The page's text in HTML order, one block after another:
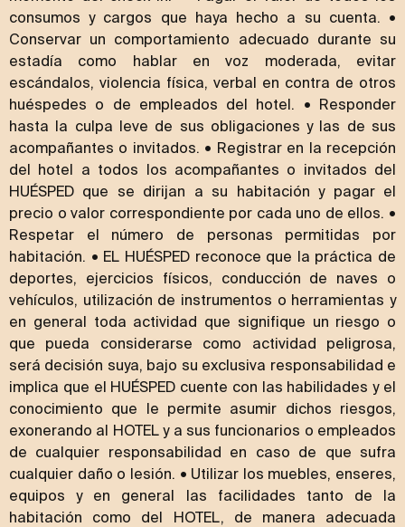
consumos y cargos que haya hecho a su cuenta. •
Conservar un comportamiento adecuado durante su
estadía como hablar en voz moderada, evitar
escándalos, violencia física, verbal en contra de otros
huéspedes o de empleados del hotel. • Responder
hasta la culpa leve de sus obligaciones y las de sus
acompañantes o invitados. • Registrar en la recepción
del hotel a todos los acompañantes o invitados del
HUÉSPED que se dirijan a su habitación y pagar el
precio o valor correspondiente por cada uno de ellos. •
Respetar el número de personas permitidas por
habitación. • EL HUÉSPED reconoce que la práctica de
deportes, ejercicios físicos, conducción de naves o
vehículos, utilización de instrumentos o herramientas y
en general toda actividad que signifique un riesgo o
que pueda considerarse como actividad peligrosa,
será decisión suya, bajo su exclusiva responsabilidad e
implica que el HUÉSPED cuente con las habilidades y el
conocimiento que le permite asumir dichos riesgos,
exonerando al HOTEL y a sus funcionarios o empleados
de cualquier responsabilidad en caso de que sufra
cualquier daño o lesión. • Utilizar los muebles, enseres,
equipos y en general las facilidades tanto de la
habitación como del HOTEL, de manera adecuada